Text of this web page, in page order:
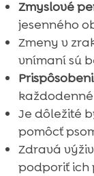
Význam
 Záver
 FAQ
Zmyslové
jesenného
Zmeny v
vnímaní sú
Je dôležité
pomôcť
Zdravá
podporiť ich